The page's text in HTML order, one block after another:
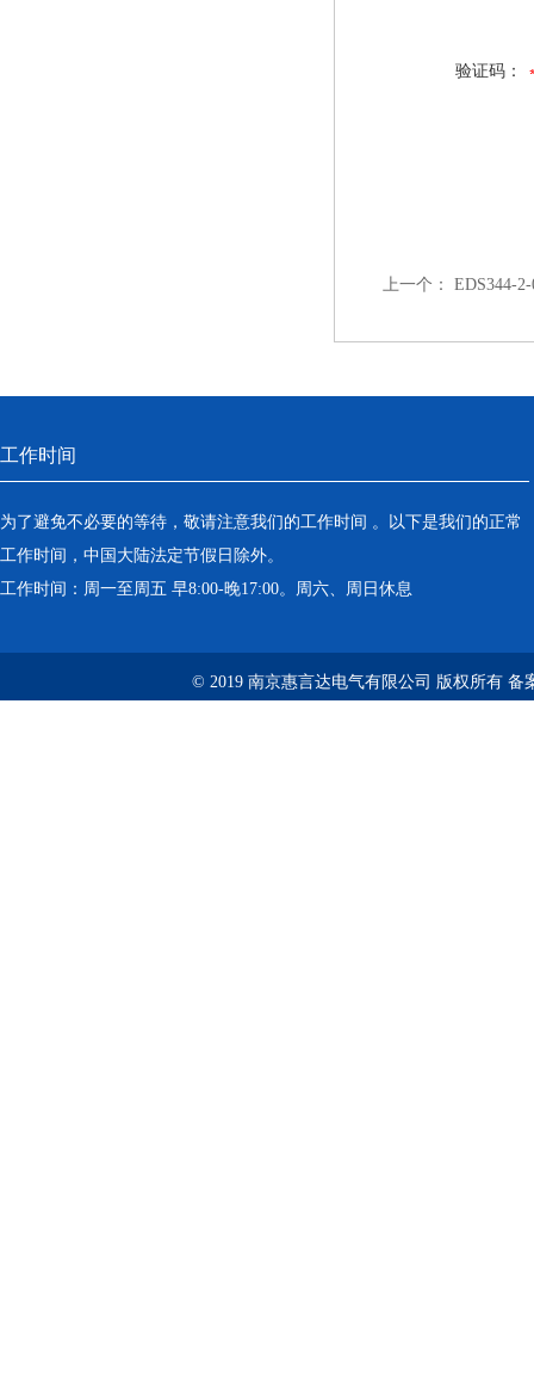
验证码：
上一个： EDS344-
工作时间
为了避免不必要的等待，敬请注意我们的工作时间 。以下是我们的正常
工作时间，中国大陆法定节假日除外。
工作时间：周一至周五 早8:00-晚17:00。周六、周日休息
© 2019 南京惠言达电气有限公司 版权所有 备